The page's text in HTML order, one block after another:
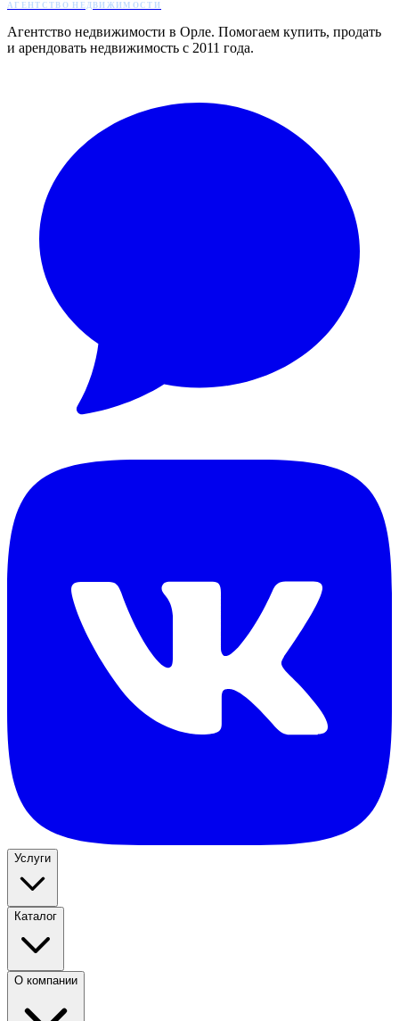
АГЕНТСТВО НЕДВИЖИМОСТИ
Агентство недвижимости в Орле. Помогаем купить, продать
и арендовать недвижимость с 2011 года.
Услуги
Каталог
О компании